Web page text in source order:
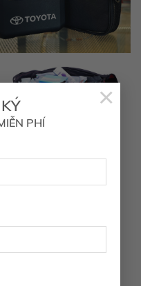
PHÍ
×
hôm nay sẽ
tự tin chinh phục
chuyến đi an
bạn bè.